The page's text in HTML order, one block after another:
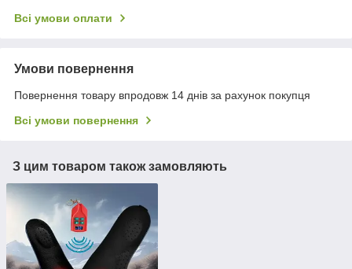
Всі умови оплати
Умови повернення
Повернення товару впродовж 14 днів за рахунок покупця
Всі умови повернення
З цим товаром також замовляють